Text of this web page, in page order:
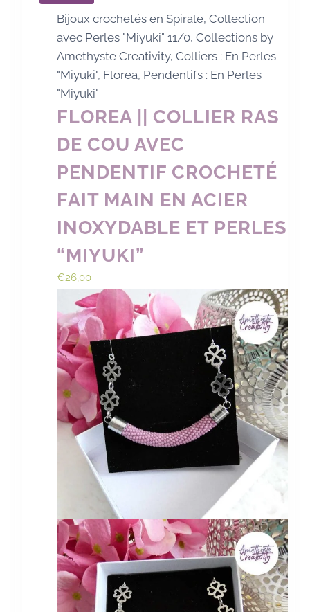
Bijoux crochetés en Spirale,Collection
avec Perles "Miyuki" 11/0,Collections by
Amethyste Creativity,Colliers : En Perles
"Miyuki", Florea, Pendentifs : En Perles
"Miyuki"
FLOREA || COLLIER RAS
DE COU AVEC
PENDENTIF CROCHETÉ
FAIT MAIN EN ACIER
INOXYDABLE ET PERLES
“MIYUKI”
€26,00